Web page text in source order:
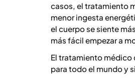
casos, el tratamiento
menor ingesta
el cuerpo se siente
más fácil empezar a
El tratamiento médico
para todo el mundo y